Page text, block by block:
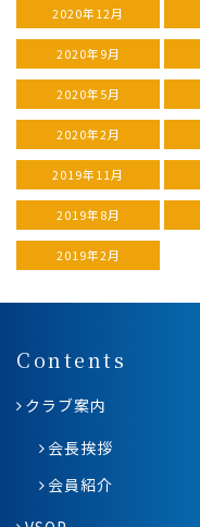
2020年12月
2020年9月
2020年5月
2020年2月
2019年11月
2019年8月
2019年2月
Contents
クラブ案内
会長挨拶
会員紹介